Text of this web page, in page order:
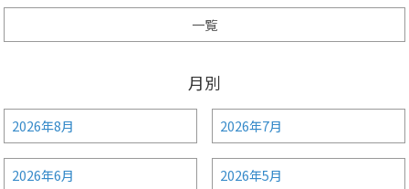
一覧
月別
2026年8月 2026年7月
2026年6月 2026年5月